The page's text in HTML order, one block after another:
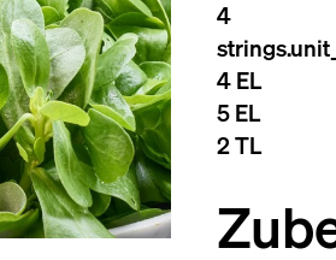
4
4 EL
5 EL
2 TL